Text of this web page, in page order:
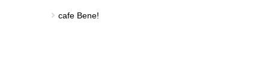
cafe Bene!